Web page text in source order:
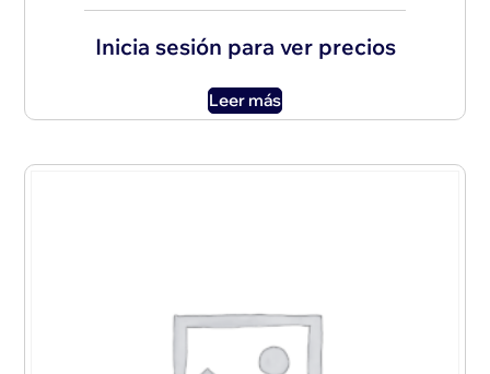
Inicia sesión para ver precios
Leer más